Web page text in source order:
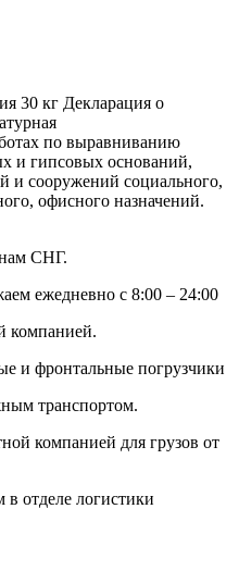
Декларация о
по выравниванию
и гипсовых оснований,
и сооружений социального,
офисного назначений.
СНГ.
ежедневно с 8:00 – 24:00
компанией.
и фронтальные погрузчики
транспортом.
компанией для грузов от
в отделе логистики